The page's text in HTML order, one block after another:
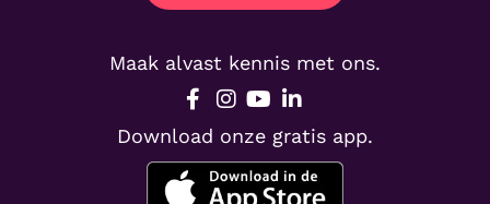
Maak alvast kennis met ons.
Download onze gratis app.